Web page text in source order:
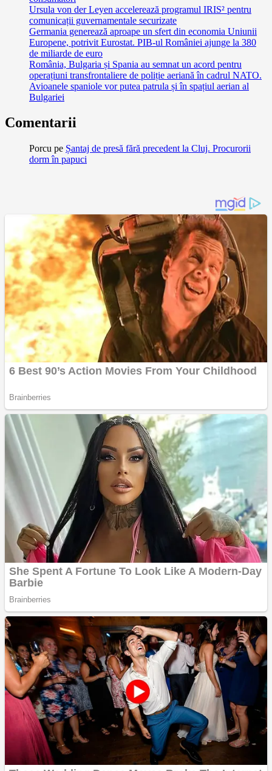
Ursula von der Leyen accelerează programul IRIS² pentru
comunicații guvernamentale securizate
Germania generează aproape un sfert din economia Uniunii
Europene, potrivit Eurostat. PIB-ul României ajunge la 380
de miliarde de euro
România, Bulgaria și Spania au semnat un acord pentru
operațiuni transfrontaliere de poliție aeriană în cadrul NATO.
Avioanele spaniole vor putea patrula și în spațiul aerian al
Bulgariei
Comentarii
Porcu pe Șantaj de presă fără precedent la Cluj. Procurorii
dorm în papuci